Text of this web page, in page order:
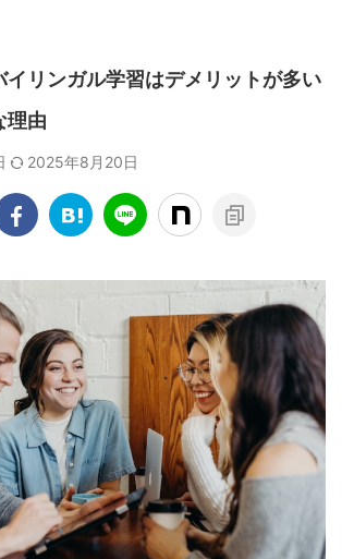
イリンガル学習はデメリットが多い
理由
2025年8月20日